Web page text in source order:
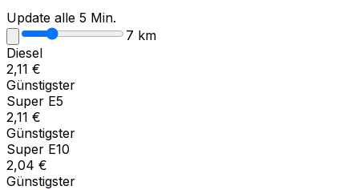
Update alle 5 Min.
7 km
Diesel
2,11 €
Günstigster
Super E5
2,11 €
Günstigster
Super E10
2,04 €
Günstigster